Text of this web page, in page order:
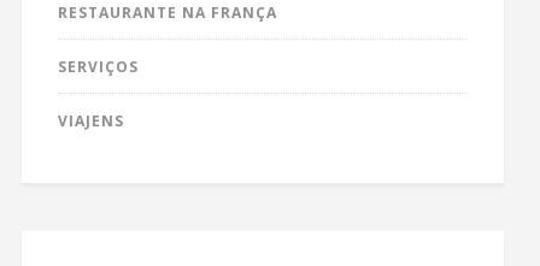
RESTAURANTE NA FRANÇA
SERVIÇOS
VIAJENS